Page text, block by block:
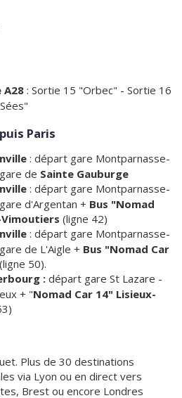
: Sortie 15 "Orbec" - Sortie 16
Paris
: départ gare Montparnasse-
de Sainte Gauburge
: départ gare Montparnasse-
d'Argentan + Bus "Nomad
(ligne 42)
: départ gare Montparnasse-
de L'Aigle + Bus "Nomad Car
(ligne 50).
: départ gare St Lazare -
+ "Nomad Car 14" Lisieux-
Plus de 30 destinations
via Lyon ou en direct vers
Brest ou encore Londres